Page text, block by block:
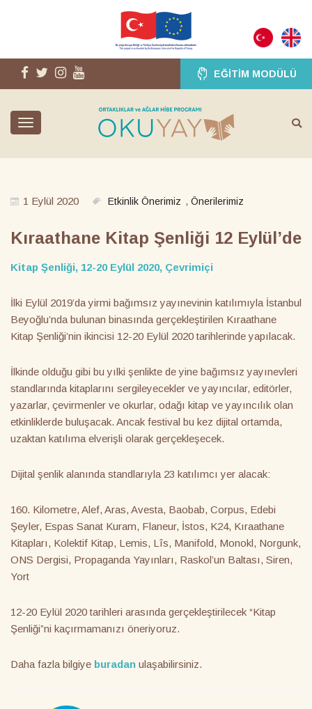
EĞITIM MODÜLÜ
Toggle
1 Eylül 2020 Etkinlik Önerimiz , Önerilerimiz
Kıraathane Kitap Şenliği 12 Eylül’de
Kitap Şenliği, 12-20 Eylül 2020, Çevrimiçi
İlki Eylül 2019’da yirmi bağımsız yayınevinin katılımıyla İstanbul
Beyoğlu’nda bulunan binasında gerçekleştirilen Kıraathane
Kitap Şenliği’nin ikincisi 12-20 Eylül 2020 tarihlerinde yapılacak.
İlkinde olduğu gibi bu yılki şenlikte de yine bağımsız yayınevleri
standlarında kitaplarını sergileyecekler ve yayıncılar, editörler,
yazarlar, çevirmenler ve okurlar, odağı kitap ve yayıncılık olan
etkinliklerde buluşacak. Ancak festival bu kez dijital ortamda,
uzaktan katılıma elverişli olarak gerçekleşecek.
Dijital şenlik alanında standlarıyla 23 katılımcı yer alacak:
160. Kilometre, Alef, Aras, Avesta, Baobab, Corpus, Edebi
Şeyler, Espas Sanat Kuram, Flaneur, İstos, K24, Kıraathane
Kitapları, Kolektif Kitap, Lemis, Lîs, Manifold, Monokl, Norgunk,
ONS Dergisi, Propaganda Yayınları, Raskol’un Baltası, Siren,
Yort
12-20 Eylül 2020 tarihleri arasında gerçekleştirilecek “Kitap
Şenliği”ni kaçırmamanızı öneriyoruz.
Daha fazla bilgiye buradan ulaşabilirsiniz.